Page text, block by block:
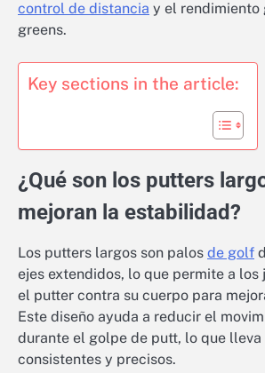
control de distancia y el rendimiento
greens.
Key sections in the article:
¿Qué son los putters
mejoran la estabilidad?
Los putters largos son palos de golf
ejes extendidos, lo que permite a los
el putter contra su cuerpo para
Este diseño ayuda a reducir el
durante el golpe de putt, lo que lleva
consistentes y precisos.